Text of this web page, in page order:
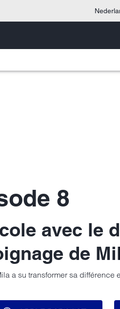
8
avec le
de
a su transformer sa différence